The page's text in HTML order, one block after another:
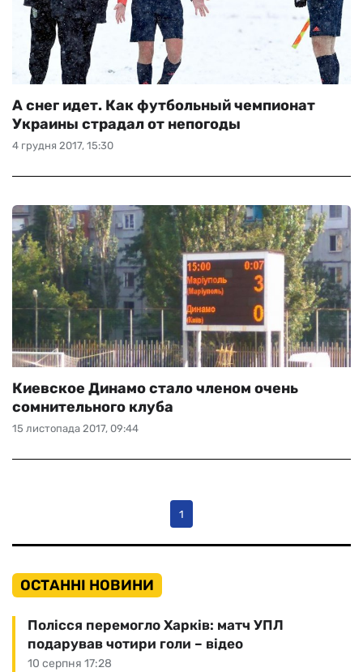
4 грудня 2017, 15:30
А снег идет. Как футбольный чемпионат
Украины страдал от непогоды
15 листопада 2017, 09:44
Киевское Динамо стало членом очень
сомнительного клуба
1
ОСТАННІ НОВИНИ
10 серпня 17:28
Полісся перемогло Харків: матч УПЛ
подарував чотири голи – відео